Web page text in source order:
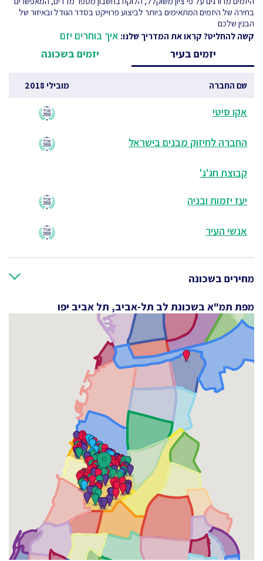
בחירה של היזמים המתאימים ביותר לביצוע פרוייקט בסדר הגודל ובאיזור של
הבנין שלכם
קשה להחליט? קראו את המדריך שלנו: איך בוחרים יזם
יזמים בעיר
יזמים בשכונה
שם החברה מובילי 2018
אקו סיטי
החברה לחיזוק מבנים בישראל
קבוצת חג'ג'
יעז יזמות ובניה
אנשי העיר
מחירים בשכונה
מפת תמ"א בשכונת לב תל-אביב, תל אביב יפו